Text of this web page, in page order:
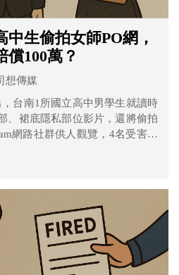
中生偷拍女師PO網，
償100萬？
想傳媒
台南1所國立高中男學生就讀時
、裙底隱私部位影片，還將偷拍
網路社群供人觀覽，4名受害女
院判男學生與母親共要賠償100